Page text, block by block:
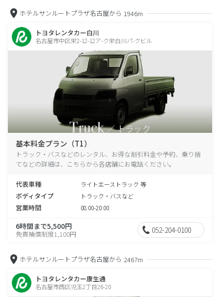
ホテルサンルートプラザ名古屋から 1946m
トヨタレンタカー白川
名古屋市中区栄2-12-12ア-ク栄白川パ-クビル
基本料金プラン（T1）
トラック・バスなどのレンタル、お得な割引料金や予約、乗り捨
てなどの詳細は、こちらから各店舗にお電話ください。
代表車種 ライトエーストラック 等
ボディタイプ トラック・バスなど
営業時間 08:00-20:00
6時間まで5,500円
免責補償制度1,100円 052-204-0100
ホテルサンルートプラザ名古屋から 2467m
トヨタレンタカー康生通
名古屋市西区児玉2丁目26-20